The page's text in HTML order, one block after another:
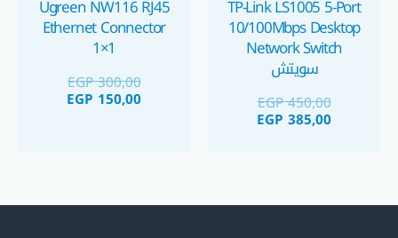
TP-Link LS1005 5-Port
10/100Mbps Desktop
Network Switch
سويتش
EGP450,00
EGP 385,00
Ugreen NW116 RJ45
Ethernet Connector
1×1
EGP300,00
EGP 150,00